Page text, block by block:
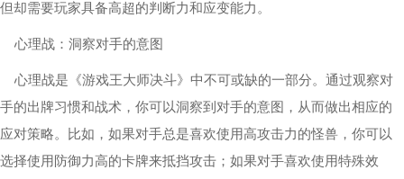
但却需要玩家具备高超的判断力和应变能力。
心理战：洞察对手的意图
心理战是《游戏王大师决斗》中不可或缺的一部分。通过观察对
手的出牌习惯和战术，你可以洞察到对手的意图，从而做出相应的
应对策略。比如，如果对手总是喜欢使用高攻击力的怪兽，你可以
选择使用防御力高的卡牌来抵挡攻击；如果对手喜欢使用特殊效